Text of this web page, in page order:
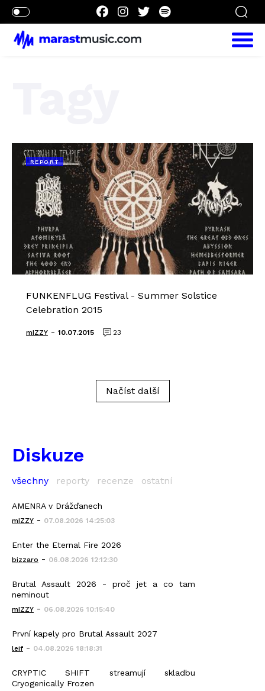
REPORT
FUNKENFLUG Festival - Summer Solstice
Celebration 2015
mIZZY - 10.07.2015 23
Načíst další
Diskuze
všechny reporty recenze ostatní
AMENRA v Drážďanech
mIZZY - 07.08.2026 14:25:03
Enter the Eternal Fire 2026
bizzaro - 06.08.2026 12:12:30
Brutal Assault 2026 - proč jet a co tam
neminout
mIZZY - 06.08.2026 10:15:40
První kapely pro Brutal Assault 2027
leif - 04.08.2026 18:18:31
CRYPTIC SHIFT streamují skladbu
Cryogenically Frozen